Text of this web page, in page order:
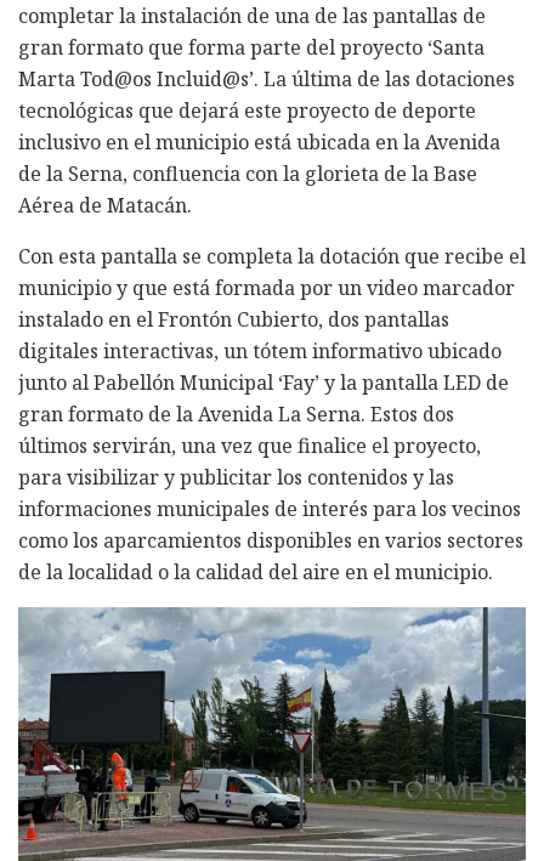
completar la instalación de una de las pantallas de
gran formato que forma parte del proyecto ‘Santa
Marta Tod@os Incluid@s’. La última de las dotaciones
tecnológicas que dejará este proyecto de deporte
inclusivo en el municipio está ubicada en la Avenida
de la Serna, confluencia con la glorieta de la Base
Aérea de Matacán.
Con esta pantalla se completa la dotación que recibe el
municipio y que está formada por un video marcador
instalado en el Frontón Cubierto, dos pantallas
digitales interactivas, un tótem informativo ubicado
junto al Pabellón Municipal ‘Fay’ y la pantalla LED de
gran formato de la Avenida La Serna. Estos dos
últimos servirán, una vez que finalice el proyecto,
para visibilizar y publicitar los contenidos y las
informaciones municipales de interés para los vecinos
como los aparcamientos disponibles en varios sectores
de la localidad o la calidad del aire en el municipio.